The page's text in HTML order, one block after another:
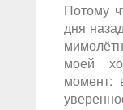
Потому
дня
моей
момент: